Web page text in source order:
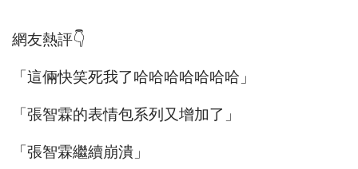
網友熱評👇
「這倆快笑死我了哈哈哈哈哈哈哈」
「張智霖的表情包系列又增加了」
「張智霖繼續崩潰」